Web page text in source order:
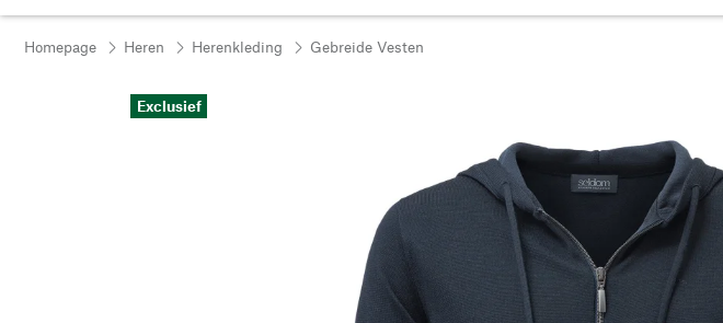
Homepage Heren Herenkleding Gebreide Vesten
Exclusief